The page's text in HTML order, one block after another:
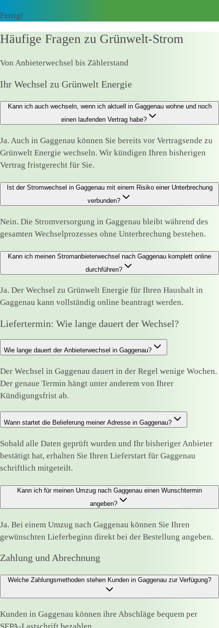
Fertig!
Häufige Fragen zu Grünwelt-Strom
Von Anbieterwechsel bis Zählerstand
Ihr Wechsel zu Grünwelt Energie
Kann ich auch wechseln, wenn ich aktuell in Gaggenau wohne und noch
einen laufenden Vertrag habe?
Ja. Auch in Gaggenau können Sie bereits vor Vertragsende zu
Grünwelt Energie wechseln. Wir kündigen Ihren bisherigen
Vertrag fristgerecht für Sie.
Ist der Stromwechsel in Gaggenau mit einem Risiko einer Unterbrechung
verbunden?
Nein. Die Stromversorgung in Gaggenau bleibt während des
gesamten Wechselprozesses ohne Unterbrechung bestehen.
Kann ich meinen Stromanbieterwechsel nach Gaggenau komplett online
durchführen?
Ja. Der Wechsel zu Grünwelt Energie für Ihren Haushalt in
Gaggenau kann vollständig online beantragt werden.
Liefertermin: Wie lange dauert der Wechsel?
Wie lange dauert der Anbieterwechsel in Gaggenau?
Der Wechsel in Gaggenau dauert in der Regel wenige Wochen.
Der genaue Termin hängt unter anderem von Ihrer
Kündigungsfrist ab.
Wann startet die Belieferung meiner Adresse in Gaggenau?
Sobald alle Daten geprüft wurden und Ihr bisheriger Anbieter
bestätigt hat, erhalten Sie Ihren Lieferstart für Gaggenau
schriftlich mitgeteilt.
Kann ich für meinen Umzug nach Gaggenau einen Wunschtermin
angeben?
Ja. Bei einem Umzug nach Gaggenau können Sie Ihren
gewünschten Lieferbeginn direkt bei der Bestellung angeben.
Zahlung und Abrechnung
Welche Zahlungsmethoden stehen Kunden in Gaggenau zur Verfügung?
Kunden in Gaggenau können ihre Abschläge bequem per